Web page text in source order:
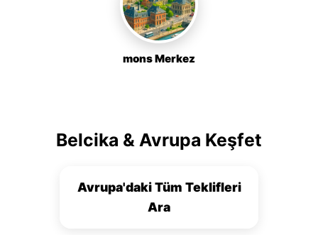
mons Merkez
Belcika & Avrupa Keşfet
Avrupa'daki Tüm Teklifleri
Ara